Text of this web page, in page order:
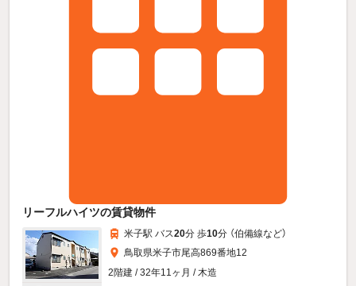
リーフルハイツの賃貸物件
米子駅 バス20分 歩10分 （伯備線など）
鳥取県米子市尾高869番地12
2階建 / 32年11ヶ月 / 木造